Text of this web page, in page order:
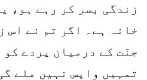
زندگی بسر کر رہے ہو،
خانہ ہے۔ اگر تم نے اس
جنّت کے درمیان پردے
تمہیں واپس نہیں ملے